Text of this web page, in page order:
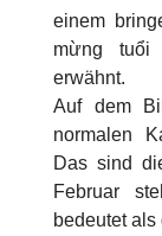
einem
mừng tuổi
erwähnt.
Auf dem
normalen
Das sind
Februar
bedeutet als